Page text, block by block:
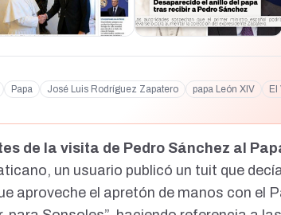
Papa José Luis Rodríguez Zapatero papa León XIV
El
de lavisita de Pedro Sánchez al
un usuario publicó un tuit que
aproveche el apretón de manos con el